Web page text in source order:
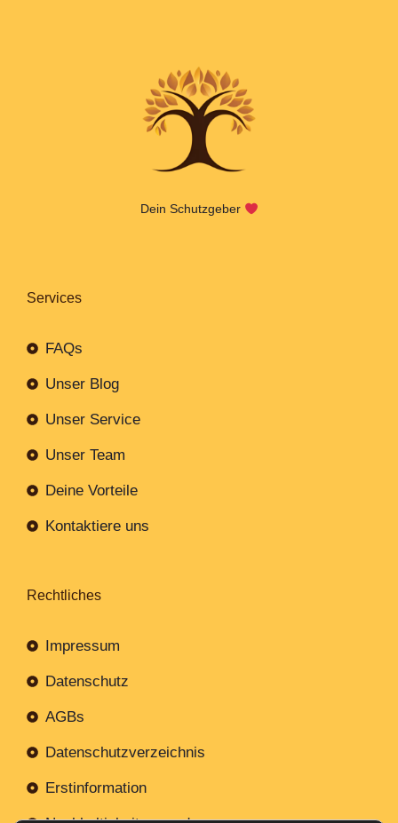
Dein Schutzgeber
Services
FAQs
Unser Blog
Unser Service
Unser Team
Deine Vorteile
Kontaktiere uns
Rechtliches
Impressum
Datenschutz
AGBs
Datenschutzverzeichnis
Erstinformation